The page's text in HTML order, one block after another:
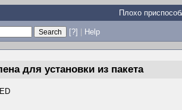
Плохо
[?] | Help
для установки из пакета